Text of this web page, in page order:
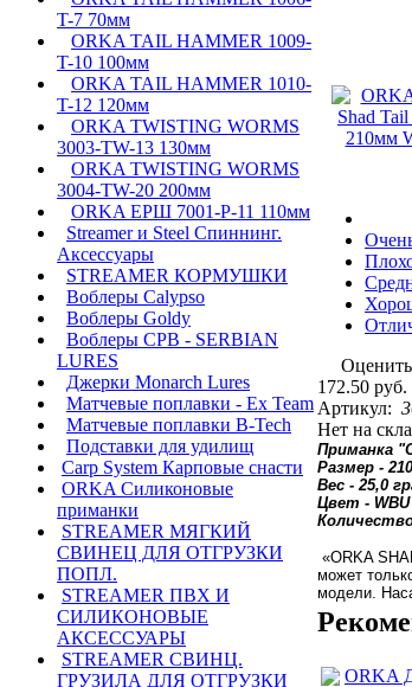
T-7 70мм
ORKA TAIL HAMMER 1009-
T-10 100мм
ORKA TAIL HAMMER 1010-
T-12 120мм
ORKA TWISTING WORMS
3003-TW-13 130мм
ORKA TWISTING WORMS
3004-TW-20 200мм
ORKA ЕРШ 7001-P-11 110мм
Streamer и Steel Спиннинг.
Аксессуары
STREAMER КОРМУШКИ
Воблеры Calypso
Воблеры Goldy
Воблеры СРВ - SERBIAN
LURES
Джерки Monarch Lures
Матчевые поплавки - Ex Team
Матчевые поплавки B-Tech
Подставки для удилищ
Carp System Карповые снасти
ORKA Силиконовые
приманки
STREAMER МЯГКИЙ
СВИНЕЦ ДЛЯ ОТГРУЗКИ
ПОПЛ.
STREAMER ПВХ И
СИЛИКОНОВЫЕ
АКСЕССУАРЫ
STREAMER СВИНЦ.
ГРУЗИЛА ДЛЯ ОТГРУЗКИ
Оценить
172.50 руб.
Артикул:
Нет на
Приманка
Размер -
Вес - 25,0
Цвет - WBU
«ORKA
может
модели.
ORKA